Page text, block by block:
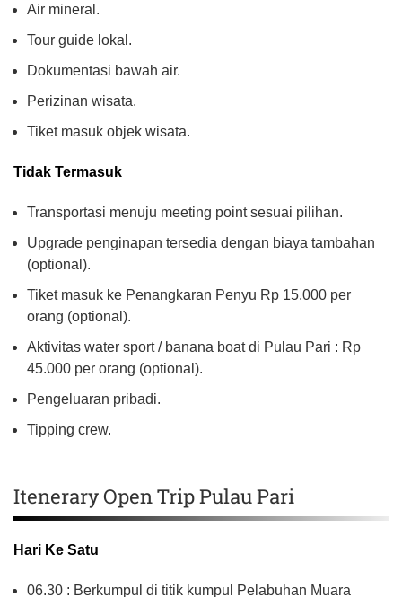
Air mineral.
Tour guide lokal.
Dokumentasi bawah air.
Perizinan wisata.
Tiket masuk objek wisata.
Tidak Termasuk
Transportasi menuju meeting point sesuai pilihan.
Upgrade penginapan tersedia dengan biaya tambahan
(optional).
Tiket masuk ke Penangkaran Penyu Rp 15.000 per
orang (optional).
Aktivitas water sport / banana boat di Pulau Pari : Rp
45.000 per orang (optional).
Pengeluaran pribadi.
Tipping crew.
Itenerary Open Trip Pulau Pari
Hari Ke Satu
06.30 : Berkumpul di titik kumpul Pelabuhan Muara